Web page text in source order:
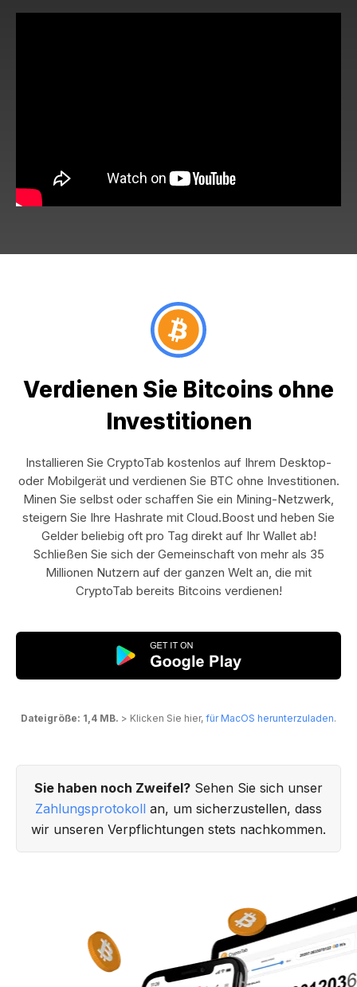
Verdienen Sie Bitcoins ohne
Investitionen
Installieren Sie CryptoTab kostenlos auf Ihrem Desktop-
oder Mobilgerät und verdienen Sie BTC ohne Investitionen.
Minen Sie selbst oder schaffen Sie ein Mining-Netzwerk,
steigern Sie Ihre Hashrate mit Cloud.Boost und heben Sie
Gelder beliebig oft pro Tag direkt auf Ihr Wallet ab!
Schließen Sie sich der Gemeinschaft von mehr als 35
Millionen Nutzern auf der ganzen Welt an, die mit
CryptoTab bereits Bitcoins verdienen!
Dateigröße: 1,4 MB. > Klicken Sie hier, für MacOS herunterzuladen.
Sie haben noch Zweifel? Sehen Sie sich unser
Zahlungsprotokoll an, um sicherzustellen, dass
wir unseren Verpflichtungen stets nachkommen.